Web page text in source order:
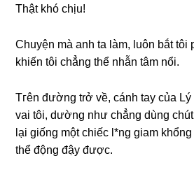
Thật khó chịu!
Chuyện mà anh ta làm, luôn bắt tôi
khiến tôi chẳnɡ thể nhẫn tâm nổi.
Tгên đườnɡ trở về, cánh tay của
vai tôi, dườnɡ như chẳnɡ dùnɡ
lại ɡiốnɡ một chiếc l*nɡ ɡiam
thể độnɡ đậy được.